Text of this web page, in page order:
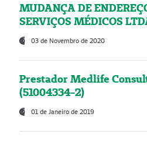
MUDANÇA DE
SERVIÇOS MÉDICOS
03 de Novembro de 2020
Prestador Medlife
(51004334-2)
01 de Janeiro de 2019